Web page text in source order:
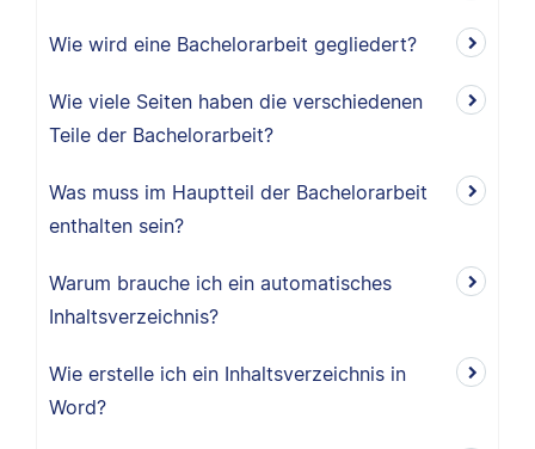
Wie wird eine Bachelorarbeit gegliedert?
Wie viele Seiten haben die verschiedenen
Teile der Bachelorarbeit?
Was muss im Hauptteil der Bachelorarbeit
enthalten sein?
Warum brauche ich ein automatisches
Inhaltsverzeichnis?
Wie erstelle ich ein Inhaltsverzeichnis in
Word?